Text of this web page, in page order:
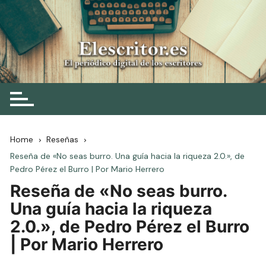
Skip
to
content
Elescritor.es
El periódico digital de los escritores
Home
Reseñas
Reseña de «No seas burro. Una guía hacia la riqueza 2.0.», de
Pedro Pérez el Burro | Por Mario Herrero
Reseña de «No seas burro.
Una guía hacia la riqueza
2.0.», de Pedro Pérez el Burro
| Por Mario Herrero